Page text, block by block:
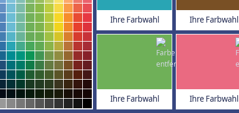
Ihre Farbwahl Ihre Farbwahl
Ihre Farbwahl Ihre Farbwahl